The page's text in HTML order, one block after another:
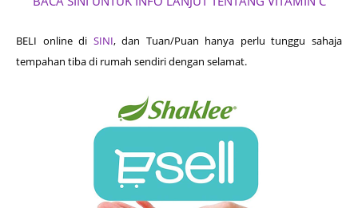
BELI online di SINI, dan Tuan/Puan hanya perlu tunggu sahaja
tempahan tiba di rumah sendiri dengan selamat.